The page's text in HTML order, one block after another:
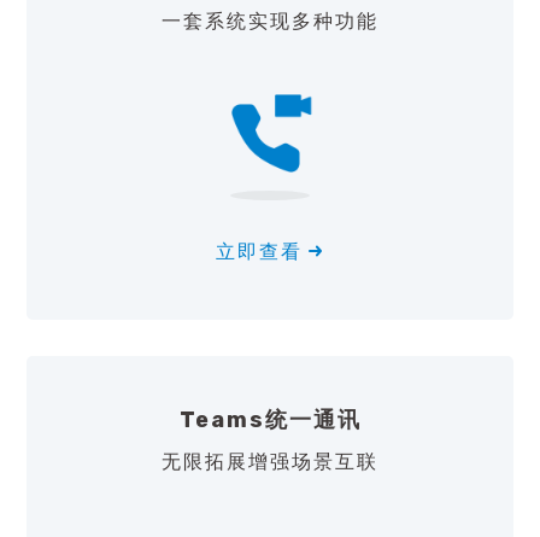
一套系统实现多种功能
立即查看
Teams统一通讯
无限拓展增强场景互联